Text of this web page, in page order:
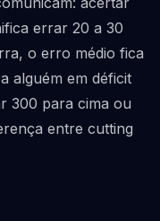
errar 20 a 30
o erro médio fica
alguém em déficit
300 para cima ou
entre cutting